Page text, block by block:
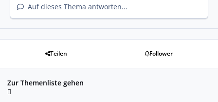
Auf dieses Thema antworten...
Teilen Follower
Zur Themenliste gehen